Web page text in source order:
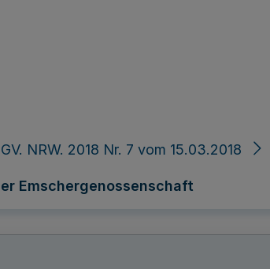
GV. NRW. 2018 Nr. 7 vom 15.03.2018
Emschergenossenschaft